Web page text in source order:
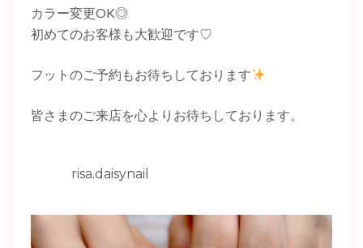
カラー変更OK◎
初めてのお客様も大歓迎です♡
フットのご予約もお待ちしております
皆さまのご来店を心よりお待ちしております。
risa.daisynail